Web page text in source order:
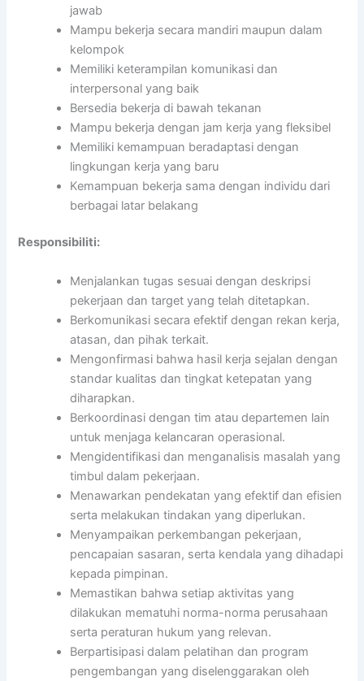
jawab
Mampu bekerja secara mandiri maupun dalam
kelompok
Memiliki keterampilan komunikasi dan
interpersonal yang baik
Bersedia bekerja di bawah tekanan
Mampu bekerja dengan jam kerja yang fleksibel
Memiliki kemampuan beradaptasi dengan
lingkungan kerja yang baru
Kemampuan bekerja sama dengan individu dari
berbagai latar belakang
Responsibiliti:
Menjalankan tugas sesuai dengan deskripsi
pekerjaan dan target yang telah ditetapkan.
Berkomunikasi secara efektif dengan rekan kerja,
atasan, dan pihak terkait.
Mengonfirmasi bahwa hasil kerja sejalan dengan
standar kualitas dan tingkat ketepatan yang
diharapkan.
Berkoordinasi dengan tim atau departemen lain
untuk menjaga kelancaran operasional.
Mengidentifikasi dan menganalisis masalah yang
timbul dalam pekerjaan.
Menawarkan pendekatan yang efektif dan efisien
serta melakukan tindakan yang diperlukan.
Menyampaikan perkembangan pekerjaan,
pencapaian sasaran, serta kendala yang dihadapi
kepada pimpinan.
Memastikan bahwa setiap aktivitas yang
dilakukan mematuhi norma-norma perusahaan
serta peraturan hukum yang relevan.
Berpartisipasi dalam pelatihan dan program
pengembangan yang diselenggarakan oleh